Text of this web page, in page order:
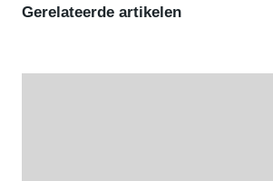
Gerelateerde artikelen